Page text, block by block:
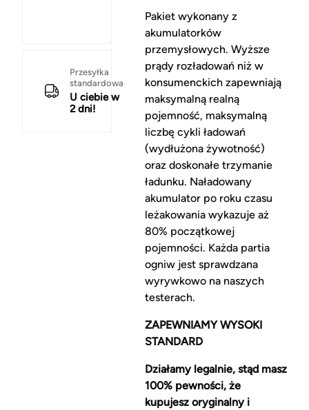
Przesyłka
standardowa
U ciebie w
2 dni!
Pakiet wykonany z
akumulatorków
przemysłowych. Wyższe
prądy rozładowań niż w
konsumenckich zapewniają
maksymalną realną
pojemność, maksymalną
liczbę cykli ładowań
(wydłużona żywotność)
oraz doskonałe trzymanie
ładunku. Naładowany
akumulator po roku czasu
leżakowania wykazuje aż
80% początkowej
pojemności. Każda partia
ogniw jest sprawdzana
wyrywkowo na naszych
testerach.
ZAPEWNIAMY WYSOKI
STANDARD
Działamy legalnie, stąd masz
100% pewności, że
kupujesz oryginalny i